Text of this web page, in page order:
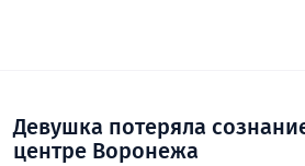
Девушка потеряла
центре Воронежа